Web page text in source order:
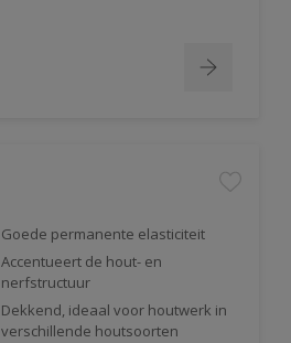
Goede permanente elasticiteit
Accentueert de hout- en
nerfstructuur
Dekkend, ideaal voor houtwerk in
verschillende houtsoorten